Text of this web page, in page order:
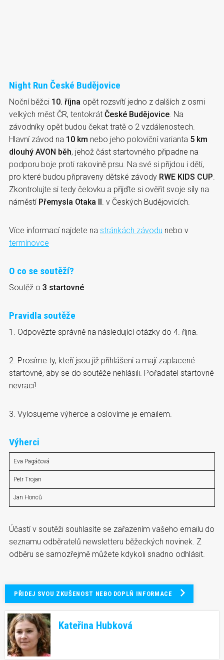
Night Run České Budějovice
Noční běžci 10. října opět rozsvítí jedno z dalších z osmi
velkých měst ČR, tentokrát České Budějovice . Na
závodníky opět budou čekat tratě o 2 vzdálenostech.
Hlavní závod na 10 km nebo jeho poloviční varianta 5 km
dlouhý AVON běh, jehož část startovného připadne na
podporu boje proti rakovině prsu. Na své si přijdou i děti,
pro které budou připraveny dětské závody RWE KIDS CUP
Zkontrolujte si tedy čelovku a přijďte si ověřit svoje síly na
náměstí Přemysla Otaka II . v Českých Budějovicích.
Více informací najdete na stránkách závodu nebo v
termínovce
O co se soutěží?
Soutěž o 3 startovné
Pravidla soutěže
1. Odpovězte správně na následující otázky do 4. října.
2. Prosíme ty, kteří jsou již přihlášeni a mají zaplacené
startovné, aby se do soutěže nehlásili. Pořadatel startovné
nevrací!
3. Vylosujeme výherce a oslovíme je emailem.
Výherci
Eva Pagáčová
Petr Trojan
Jan Honců
Účastí v soutěži souhlasíte se zařazením vašeho emailu do
seznamu odběratelů newsletteru běžeckých novinek. Z
odběru se samozřejmě můžete kdykoli snadno odhlásit.
PŘIDEJ SVOU ZKUŠENOST NEBO DOPLŇ INFORMACE
Kateřina Hubková